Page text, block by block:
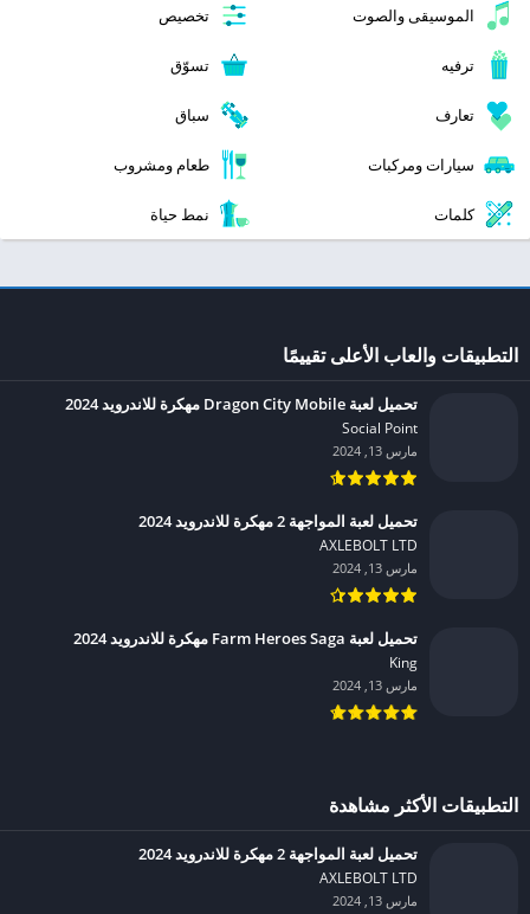
الموسيقى والصوت تخصيص
ترفيه تسوّق
تعارف سباق
سيارات ومركبات طعام ومشروب
كلمات نمط حياة
التطبيقات والعاب الأعلى تقييمًا
تحميل لعبة Dragon City Mobile مهكرة للاندرويد 2024
Social Point‏
مارس 13, 2024
تحميل لعبة المواجهة 2 مهكرة للاندرويد 2024
AXLEBOLT LTD‏
مارس 13, 2024
تحميل لعبة Farm Heroes Saga مهكرة للاندرويد 2024
King‏
مارس 13, 2024
التطبيقات الأكثر مشاهدة
تحميل لعبة المواجهة 2 مهكرة للاندرويد 2024
AXLEBOLT LTD‏
مارس 13, 2024